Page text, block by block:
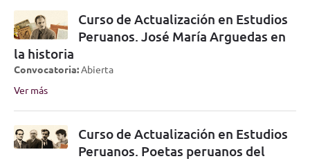
Curso de Actualización en Estudios
Peruanos. José María Arguedas en
la historia
Convocatoria:Abierta
Ver más
Curso de Actualización en Estudios
Peruanos. Poetas peruanos del